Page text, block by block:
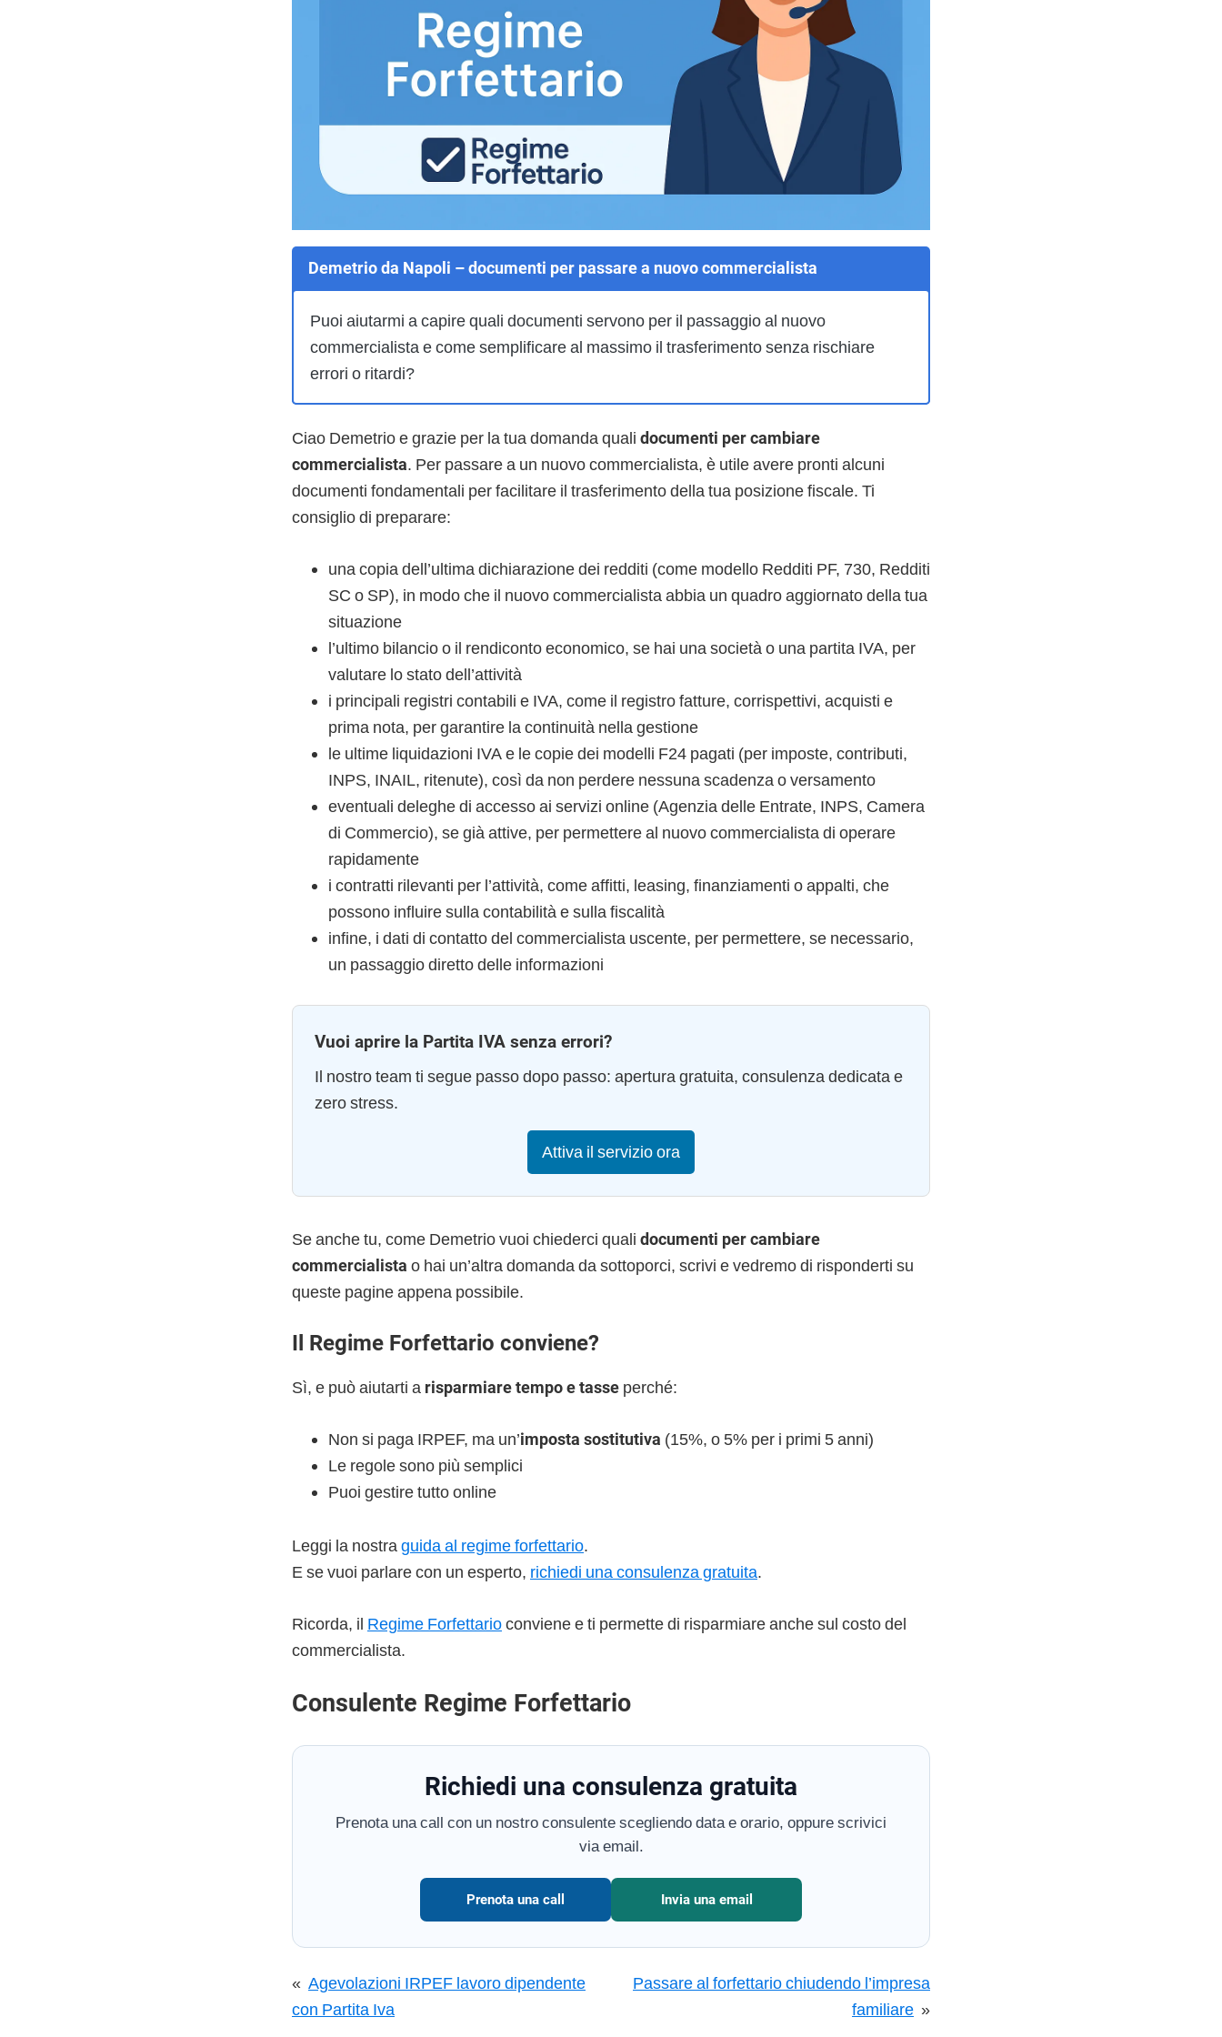
Demetrio da Napoli – documenti per passare a nuovo commercialista
Puoi aiutarmi a capire quali documenti servono per il passaggio al nuovo
commercialista e come semplificare al massimo il trasferimento senza rischiare
errori o ritardi?
Ciao Demetrio e grazie per la tua domanda quali documenti per cambiare
commercialista. Per passare a un nuovo commercialista, è utile avere pronti alcuni
documenti fondamentali per facilitare il trasferimento della tua posizione fiscale. Ti
consiglio di preparare:
una copia dell’ultima dichiarazione dei redditi (come modello Redditi PF, 730, Redditi
SC o SP), in modo che il nuovo commercialista abbia un quadro aggiornato della tua
situazione
l’ultimo bilancio o il rendiconto economico, se hai una società o una partita IVA, per
valutare lo stato dell’attività
i principali registri contabili e IVA, come il registro fatture, corrispettivi, acquisti e
prima nota, per garantire la continuità nella gestione
le ultime liquidazioni IVA e le copie dei modelli F24 pagati (per imposte, contributi,
INPS, INAIL, ritenute), così da non perdere nessuna scadenza o versamento
eventuali deleghe di accesso ai servizi online (Agenzia delle Entrate, INPS, Camera
di Commercio), se già attive, per permettere al nuovo commercialista di operare
rapidamente
i contratti rilevanti per l’attività, come affitti, leasing, finanziamenti o appalti, che
possono influire sulla contabilità e sulla fiscalità
infine, i dati di contatto del commercialista uscente, per permettere, se necessario,
un passaggio diretto delle informazioni
Vuoi aprire la Partita IVA senza errori?
Il nostro team ti segue passo dopo passo: apertura gratuita, consulenza dedicata e
zero stress.
Attiva il servizio ora
Se anche tu, come Demetrio vuoi chiederci quali documenti per cambiare
commercialista o hai un’altra domanda da sottoporci, scrivi e vedremo di risponderti su
queste pagine appena possibile.
Il Regime Forfettario conviene?
Sì, e può aiutarti a risparmiare tempo e tasse perché:
Non si paga IRPEF, ma un’imposta sostitutiva (15%, o 5% per i primi 5 anni)
Le regole sono più semplici
Puoi gestire tutto online
Leggi la nostra guida al regime forfettario.
E se vuoi parlare con un esperto, richiedi una consulenza gratuita.
Ricorda, il Regime Forfettarioconviene e ti permette di risparmiare anche sul costo del
commercialista.
Consulente Regime Forfettario
Richiedi una consulenza gratuita
Prenota una call con un nostro consulente scegliendo data e orario, oppure scrivici
via email.
Prenota una call Invia una email
« Agevolazioni IRPEF lavoro dipendente
con Partita Iva
Passare al forfettario chiudendo l’impresa
familiare »